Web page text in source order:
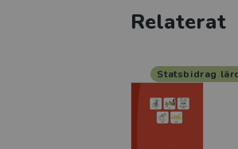
Relaterat
Statsbidrag